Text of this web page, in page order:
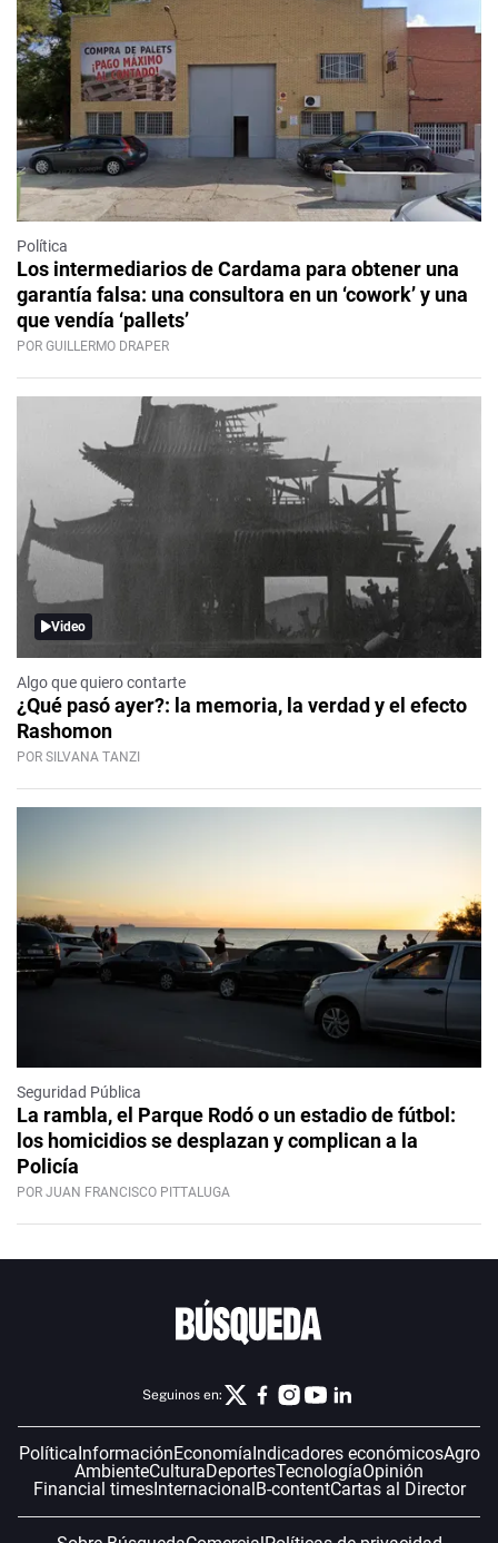
Política
Los intermediarios de Cardama para obtener una
garantía falsa: una consultora en un ‘cowork’ y una
que vendía ‘pallets’
POR GUILLERMO DRAPER
Video
Algo que quiero contarte
¿Qué pasó ayer?: la memoria, la verdad y el efecto
Rashomon
POR SILVANA TANZI
Seguridad Pública
La rambla, el Parque Rodó o un estadio de fútbol:
los homicidios se desplazan y complican a la
Policía
POR JUAN FRANCISCO PITTALUGA
Seguinos en:
Política InformaciónEconomía Indicadores económicosAgro
AmbienteCulturaDeportesTecnologíaOpinión
Financial timesInternacional B-contentCartas al Director